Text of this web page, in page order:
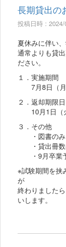
長期貸出の
投稿日時 :
夏休みに伴い
通常よりも貸
ださい。
１．実施期間
7月8日（月
２．返却期限日
10月1日（
３．その他
・図書のみ
・貸出冊数
・9月卒業予
※試験期間を挟
が
終わりました
いします。